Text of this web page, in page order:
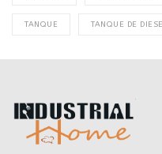
TANQUE TANQUE DE